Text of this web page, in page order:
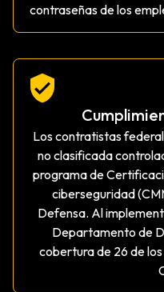
contraseñas de los
Los contratistas
no clasificada
programa de
ciberseguridad
Defensa. Al
Departamento de
cobertura de 26 de los